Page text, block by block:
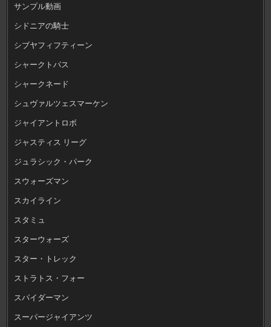
サンプル動画
シドニアの騎士
シブヤフィフティーン
シャークトパス
シャークネード
シュヴァルツェスマーケン
ジャイアントロボ
ジャスティス リーグ
ジュラシック・パーク
スウォーズマン
スカイライン
スタミュ
スターウォーズ
スター・トレック
ストラトス・フォー
スパイダーマン
スーパージャイアンツ